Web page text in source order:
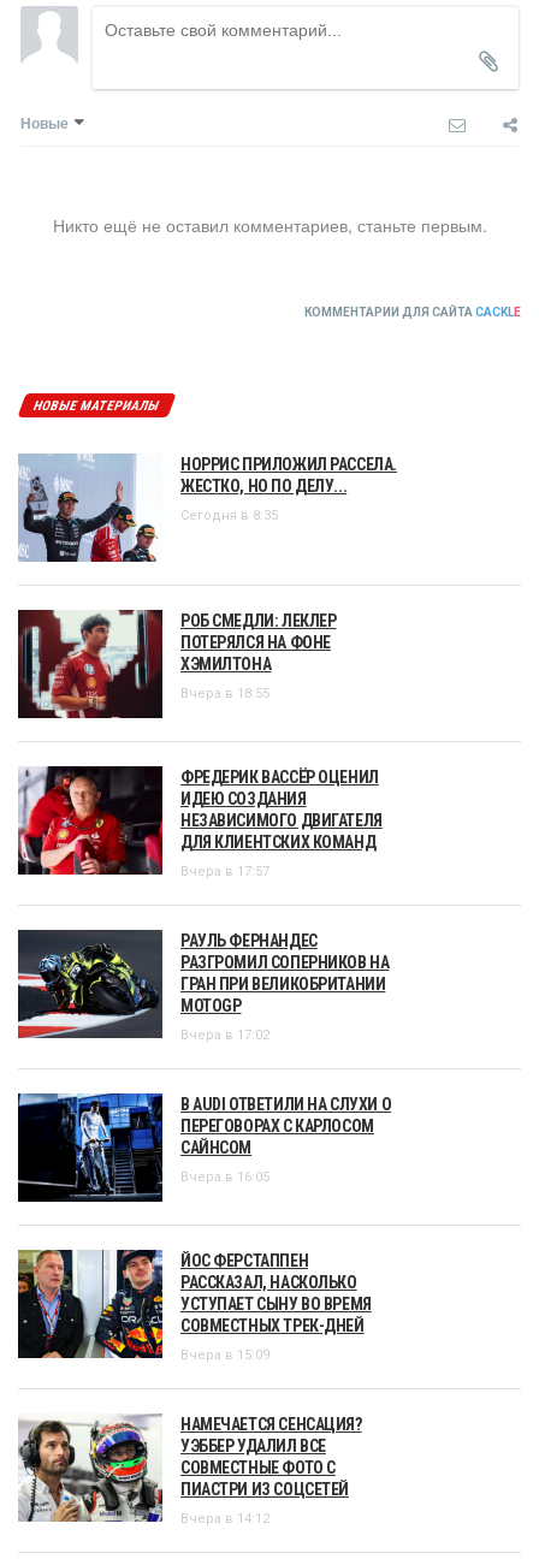
Новые
Никто ещё не оставил комментариев, станьте первым.
КОММЕНТАРИИ ДЛЯ САЙТА CACKLE
НОВЫЕ МАТЕРИАЛЫ
НОРРИС ПРИЛОЖИЛ РАССЕЛА.
ЖЕСТКО, НО ПО ДЕЛУ...
Сегодня в 8:35
РОБ СМЕДЛИ: ЛЕКЛЕР
ПОТЕРЯЛСЯ НА ФОНЕ
ХЭМИЛТОНА
Вчера в 18:55
ФРЕДЕРИК ВАССЁР ОЦЕНИЛ
ИДЕЮ СОЗДАНИЯ
НЕЗАВИСИМОГО ДВИГАТЕЛЯ
ДЛЯ КЛИЕНТСКИХ КОМАНД
Вчера в 17:57
РАУЛЬ ФЕРНАНДЕС
РАЗГРОМИЛ СОПЕРНИКОВ НА
ГРАН ПРИ ВЕЛИКОБРИТАНИИ
MOTOGP
Вчера в 17:02
В AUDI ОТВЕТИЛИ НА СЛУХИ О
ПЕРЕГОВОРАХ С КАРЛОСОМ
САЙНСОМ
Вчера в 16:05
ЙОС ФЕРСТАППЕН
РАССКАЗАЛ, НАСКОЛЬКО
УСТУПАЕТ СЫНУ ВО ВРЕМЯ
СОВМЕСТНЫХ ТРЕК-ДНЕЙ
Вчера в 15:09
НАМЕЧАЕТСЯ СЕНСАЦИЯ?
УЭББЕР УДАЛИЛ ВСЕ
СОВМЕСТНЫЕ ФОТО С
ПИАСТРИ ИЗ СОЦСЕТЕЙ
Вчера в 14:12